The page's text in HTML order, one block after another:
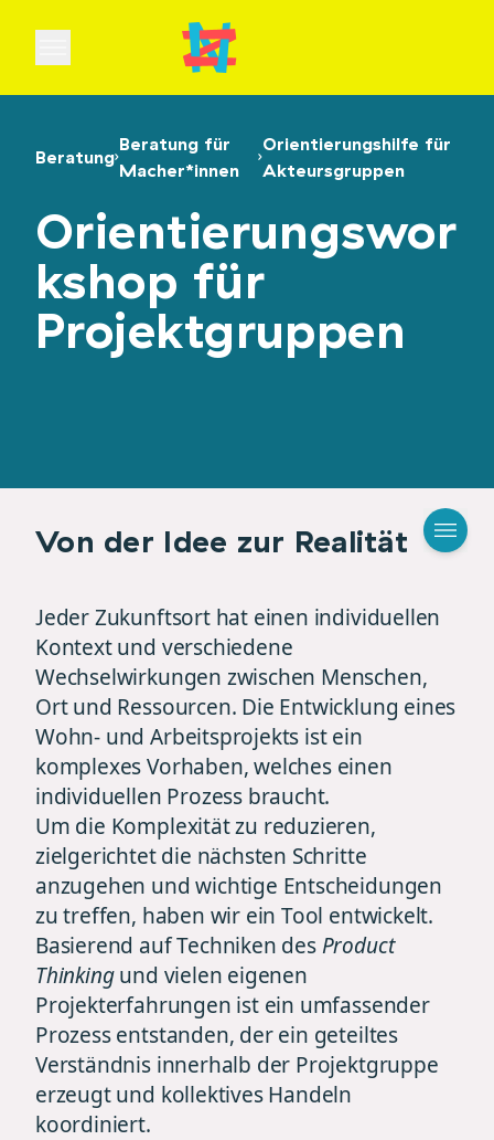
Open main menu
Beratung
Beratung für
Macher*innen
Orientierungshilfe für
Akteursgruppen
Orientierungswor
kshop für
Projektgruppen
Von der Idee zur Realität
Jeder Zukunftsort hat einen individuellen
Kontext und verschiedene
Wechselwirkungen zwischen Menschen,
Ort und Ressourcen. Die Entwicklung eines
Wohn- und Arbeitsprojekts ist ein
komplexes Vorhaben, welches einen
individuellen Prozess braucht.
Um die Komplexität zu reduzieren,
zielgerichtet die nächsten Schritte
anzugehen und wichtige Entscheidungen
zu treffen, haben wir ein Tool entwickelt.
Basierend auf Techniken desProduct
Thinkingund vielen eigenen
Projekterfahrungen ist ein umfassender
Prozess entstanden, der ein geteiltes
Verständnis innerhalb der Projektgruppe
erzeugt und kollektives Handeln
koordiniert.